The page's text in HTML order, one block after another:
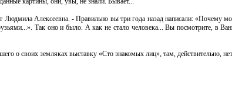
Алексеевна. - Правильно вы три года назад написали: «Почему
Так оно и было. А как не стало человека... Вы посмотрите, в
о своих земляках выставку «Сто знакомых лиц», там, действительно,